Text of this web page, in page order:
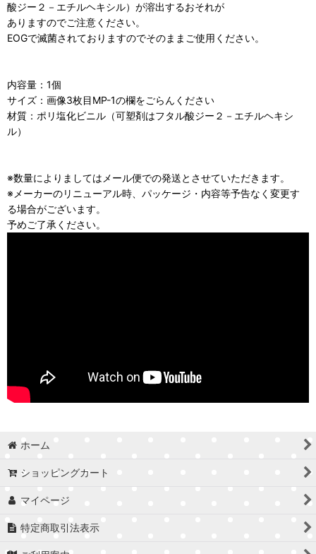
酸ジー２－エチルヘキシル）が溶出するおそれが
ありますのでご注意ください。
EOGで滅菌されておりますのでそのままご使用ください。
内容量：1個
サイズ：画像3枚目MP-1の欄をごらんください
材質：ポリ塩化ビニル（可塑剤はフタル酸ジー２－エチルヘキシ
ル）
※数量によりましてはメール便での発送とさせていただきます。
※メーカーのリニューアル時、パッケージ・内容等予告なく変更す
る場合がございます。
予めご了承ください。
ホーム
ショッピングカート
マイページ
特定商取引法表示